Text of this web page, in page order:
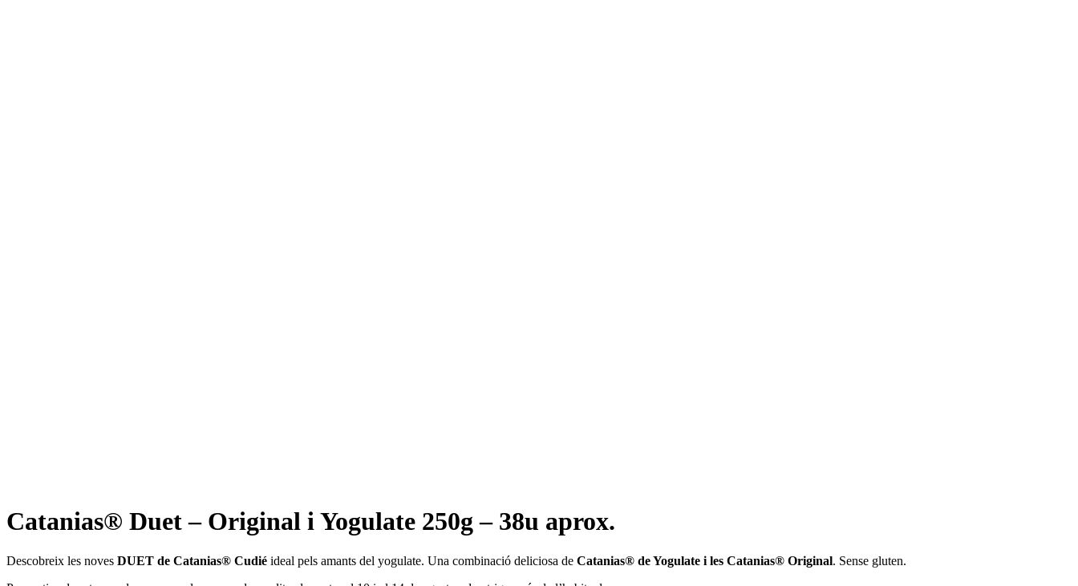
Catanias® Duet – Original i Yogulate 250g – 38u aprox.
Descobreix les noves DUET de Catanias® Cudié ideal pels amants del yogulate. Una combinació deliciosa de Catanias® de Yogulate i les Catanias® Original. Sense gluten.